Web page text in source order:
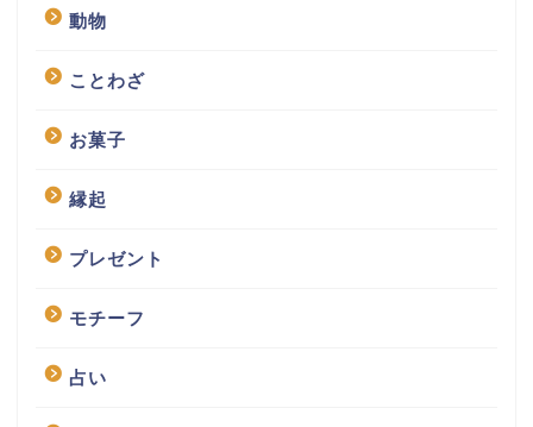
動物
ことわざ
お菓子
縁起
プレゼント
モチーフ
占い